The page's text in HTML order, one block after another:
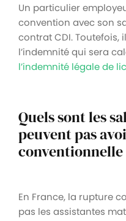
Un particulier
convention avec son
contrat CDI. Toutefois,
l’indemnité qui sera
l’indemnité légale de
Quels sont les
peuvent pas
conventionnelle
En France, la rupture
pas les assistantes